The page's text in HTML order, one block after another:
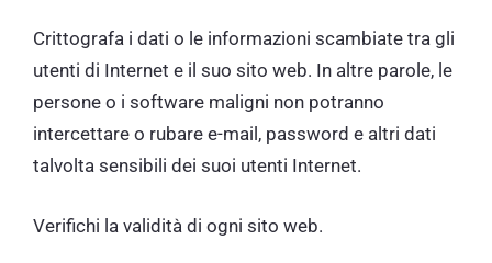
Crittografa i dati o le informazioni scambiate tra gli
utenti di Internet e il suo sito web. In altre parole, le
persone o i software maligni non potranno
intercettare o rubare e-mail, password e altri dati
talvolta sensibili dei suoi utenti Internet.
Verifichi la validità di ogni sito web.